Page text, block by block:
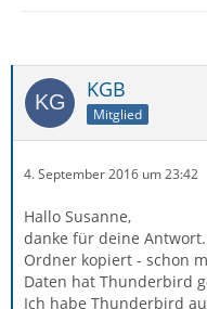
KGB
Mitglied
4. September 2016 um 23:42
Hallo Susanne,
danke für deine
Ordner kopiert - schon
Daten hat Thunderbird
Ich habe Thunderbird